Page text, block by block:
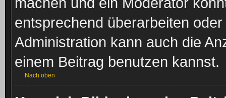
entsprechend überarbeiten
Administration kann auch die
einem Beitrag benutzen kannst.
Nach oben